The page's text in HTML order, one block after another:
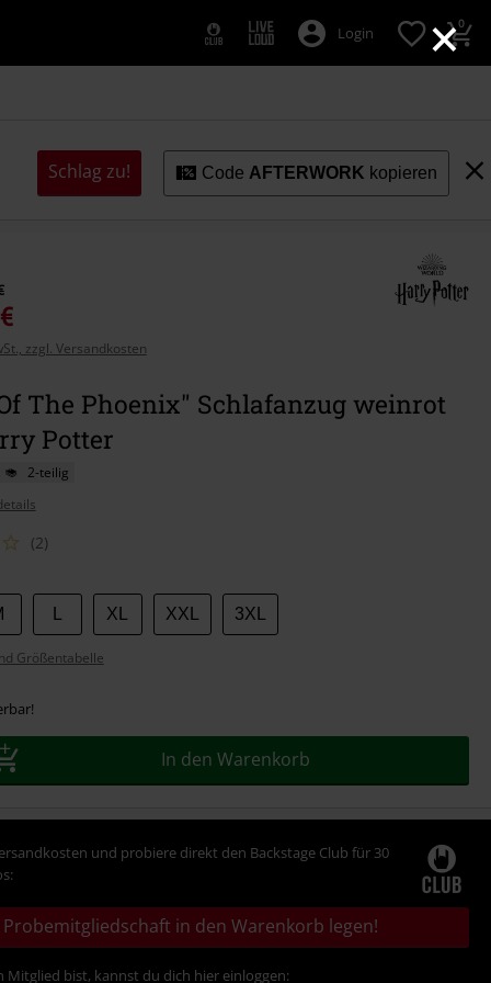
×
Login 0
Schlag zu! Code AFTERWORK kopieren
zzgl. Versandkosten
The Phoenix" Schlafanzug weinrot
Potter
2-teilig
(2)
XL XXL 3XL
Größentabelle
In den Warenkorb
und probiere direkt den Backstage Club für 30
Probemitgliedschaft in den Warenkorb legen!
Mitglied bist, kannst du dich hier einloggen: